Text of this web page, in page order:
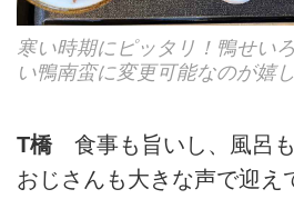
寒い時期にピッタリ！鴨せい
い鴨南蛮に変更可能なのが嬉
T橋食事も旨いし、風呂
おじさんも大きな声で迎え